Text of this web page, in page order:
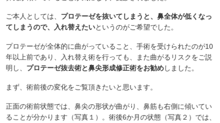
ご本人としては、 プロテーゼを抜いてしまうと、鼻全体が低くなっ
てしまうので、入れ替えたいというのがご希望でした。
プロテーゼが全体的に曲がっていること、手術を受けられたのが10
年以上前であり、入れ替え術を行っても、また曲がるリスクをご説
明し、 プロテーゼ抜去術と鼻尖形成修正術をお勧めしました。
まず、術前後の変化をご覧頂きたいと思います。
正面の術前状態では、鼻尖の形状が曲がり、鼻筋も右側に傾いてい
ることが分かります（写真１）。術後6か月の状態（写真２）では、